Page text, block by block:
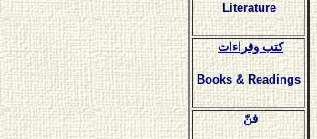
Literature
كتب وقراءات
Books & Readings
فنّ